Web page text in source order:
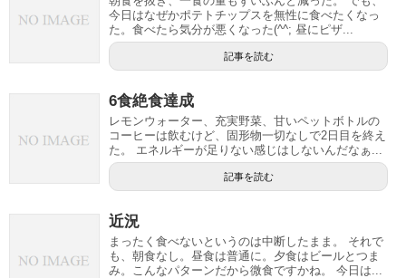
今日はなぜかポテトチップスを無性に食べたくなっ
た。食べたら気分が悪くなった(^^; 昼にピザ...
記事を読む
6食絶食達成
レモンウォーター、充実野菜、甘いペットボトルの
コーヒーは飲むけど、固形物一切なしで2日目を終え
た。 エネルギーが足りない感じはしないんだなぁ...
記事を読む
近況
まったく食べないというのは中断したまま。 それで
も、朝食なし。昼食は普通に。夕食はビールとつま
み。こんなパターンだから微食ですかね。 今日は...